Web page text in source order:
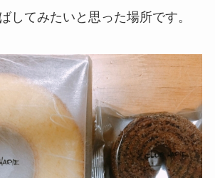
してみたいと思った場所です。